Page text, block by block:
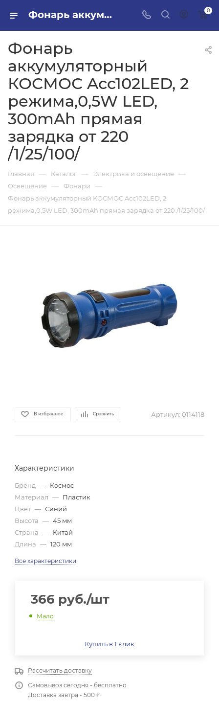
Фонарь аккумуляторный КОСМОС Acc102LED, 2 режима,0,5W LED, 300mAh прямая зарядка от 220 /1/25/100/ в ПИЛОН — купить стройматериалы в интернет-магазине ПИЛОН с доставкой оптом и в розницу 0
Фонарь
аккумуляторный
КОСМОС Acc102LED, 2
режима,0,5W LED,
300mAh прямая
зарядка от 220
/1/25/100/
Главная — Каталог — Электрика и освещение —
Освещение — Фонари —
Фонарь аккумуляторный КОСМОС Acc102LED, 2
режима,0,5W LED, 300mAh прямая зарядка от 220 /1/25/100/
В избранное Сравнить Артикул: 0114118
Характеристики
Бренд — Космос
Материал — Пластик
Цвет — Синий
Высота — 45 мм
Страна — Китай
Длина — 120 мм
Все характеристики
366 руб./шт
Мало
Купить в 1 клик
Рассчитать доставку
Самовывоз сегодня - бесплатно
Доставка завтра - 500 ₽